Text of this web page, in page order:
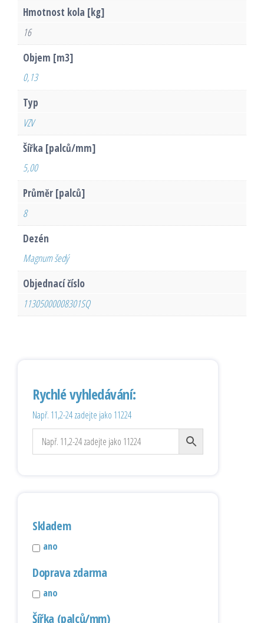
Hmotnost kola [kg]
16
Objem [m3]
0,13
Typ
VZV
Šířka [palců/mm]
5,00
Průměr [palců]
8
Dezén
Magnum šedý
Objednací číslo
11305000008301SQ
Rychlé vyhledávání:
Např. 11,2-24 zadejte jako 11224
Skladem
ano
Doprava zdarma
ano
Šířka (palců/mm)